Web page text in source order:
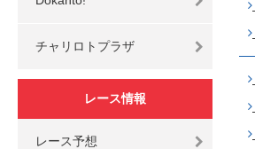
チャリロトプラザ
レース情報
レース予想